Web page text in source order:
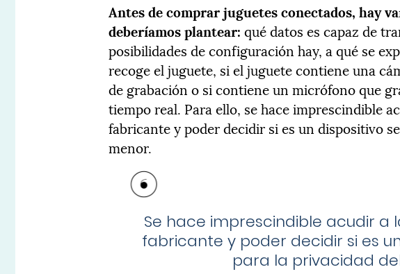
Antes de comprar juguetes conectados, hay
deberíamos plantear: qué datos es capaz de
posibilidades de configuración hay, a qué se
recoge el juguete, si el juguete contiene una
de grabación o si contiene un micrófono que
tiempo real. Para ello, se hace imprescindible
fabricante y poder decidir si es un dispositivo
menor.
Se hace imprescindible acudir a
fabricante y poder decidir si es
para la privacidad